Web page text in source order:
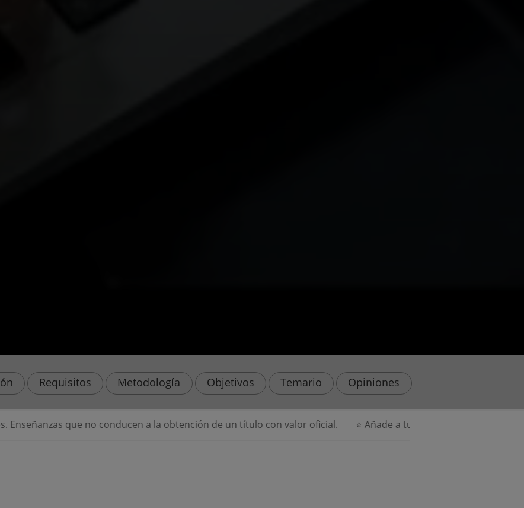
Requisitos Metodología Objetivos Temario Opiniones
un título con valor oficial. ⭐ Añade a tu curso la Especialización en Emprendimiento e IA Generativa y